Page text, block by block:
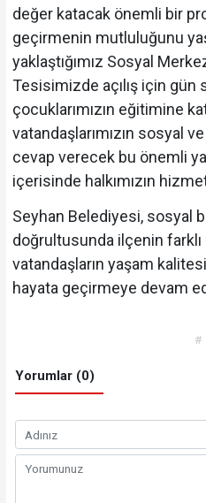
değer katacak önemli bir
geçirmenin mutluluğunu
yaklaştığımız Sosyal
Tesisimizde açılış için gün
çocuklarımızın eğitimine
vatandaşlarımızın sosyal
cevap verecek bu önemli
içerisinde halkımızın
Seyhan Belediyesi, sosyal
doğrultusunda ilçenin
vatandaşların yaşam
hayata geçirmeye devam
#
Yorumlar (0)